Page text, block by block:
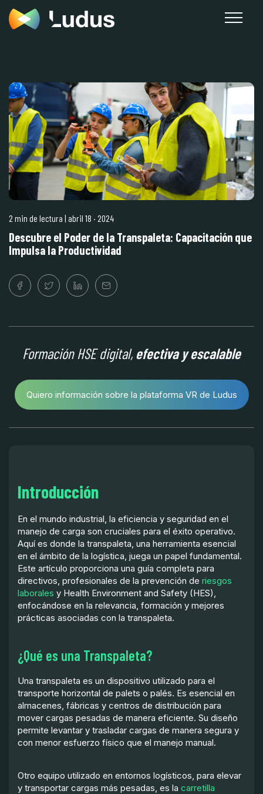
2 min de lectura | abril 18 · 2024
Descubre el Poder de la Transpaleta: Capacitación que
Impulsa la Productividad
Formación HSE digital,efectiva y escalable
Quiero información sobre la plataforma VR de Ludus
Introducción
En el mundo industrial, la eficiencia y seguridad en el
manejo de carga son cruciales para el éxito operativo.
Aquí es donde la transpaleta, una herramienta esencial
en el ámbito de la logística, juega un papel fundamental.
Este artículo proporciona una guía completa para
directivos, profesionales de la prevención de riesgos
laborales y Health Environment and Safety (HES),
enfocándose en la relevancia, formación y mejores
prácticas asociadas con la transpaleta.
¿Qué es una Transpaleta?
Una transpaleta es un dispositivo utilizado para el
transporte horizontal de palets o palés. Es esencial en
almacenes, fábricas y centros de distribución para
mover cargas pesadas de manera eficiente. Su diseño
permite levantar y trasladar cargas de manera segura y
con menor esfuerzo físico que el manejo manual.
Otro equipo utilizado en entornos logísticos, para elevar
y transportar cargas más pesadas, es la carretilla